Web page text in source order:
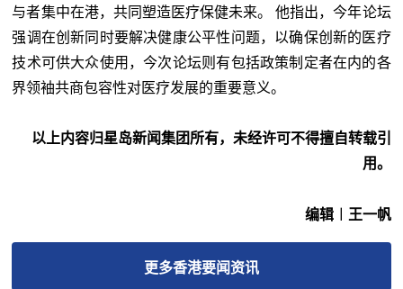
与者集中在港，共同塑造医疗保健未来。 他指出，今年论坛
强调在创新同时要解决健康公平性问题，以确保创新的医疗
技术可供大众使用，今次论坛则有包括政策制定者在内的各
界领袖共商包容性对医疗发展的重要意义。
以上内容归星岛新闻集团所有，未经许可不得擅自转载引
用。
编辑︱王一帆
更多香港要闻资讯